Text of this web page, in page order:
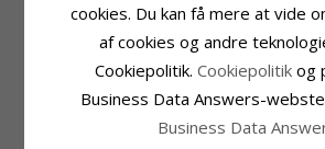
Kædetype:Armbånd
Forgyldt Stål
Overflade:Blank
Længde:17
NYLIGT VISTE
cookies. Du kan få mere at vide
af cookies og andre
Cookiepolitik. Cookiepolitik og
Business Data Answers-
Business Data